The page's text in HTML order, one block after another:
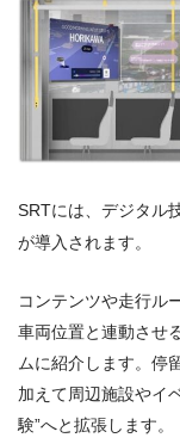
SRTには、デジタル
が導入されます。
コンテンツや走行ル
車両位置と連動させ
ムに紹介します。停
加えて周辺施設やイ
験”へと拡張します。